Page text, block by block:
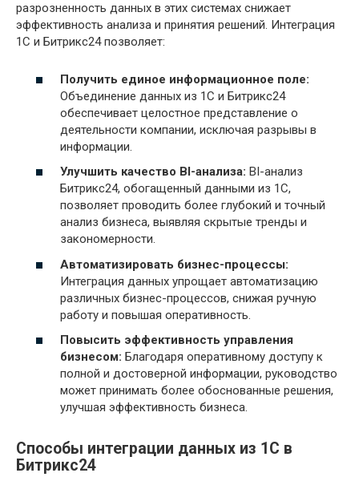
разрозненность данных в этих системах снижает
эффективность анализа и принятия решений. Интеграция
1С и Битрикс24 позволяет:
Получить единое информационное поле:
Объединение данных из 1С и Битрикс24
обеспечивает целостное представление о
деятельности компании, исключая разрывы в
информации.
Улучшить качество BI-анализа: BI-анализ
Битрикс24, обогащенный данными из 1С,
позволяет проводить более глубокий и точный
анализ бизнеса, выявляя скрытые тренды и
закономерности.
Автоматизировать бизнес-процессы:
Интеграция данных упрощает автоматизацию
различных бизнес-процессов, снижая ручную
работу и повышая оперативность.
Повысить эффективность управления
бизнесом: Благодаря оперативному доступу к
полной и достоверной информации, руководство
может принимать более обоснованные решения,
улучшая эффективность бизнеса.
Способы интеграции данных из 1С в
Битрикс24